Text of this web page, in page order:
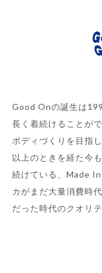
Good Onの誕生は
長く着続けることが
ボディづくりを目指
以上のときを経た今
続けている、Made
カがまだ大量消費時
だった時代のクオリテ